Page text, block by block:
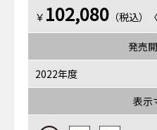
￥ 102,080 （税込）
発売
2022年度
表示